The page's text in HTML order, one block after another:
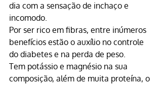
dia com a sensação de inchaço e
incomodo.
Por ser rico em fibras, entre inúmeros
benefícios estão o auxílio no controle
do diabetes e na perda de peso.
Tem potássio e magnésio na sua
composição, além de muita proteína, o